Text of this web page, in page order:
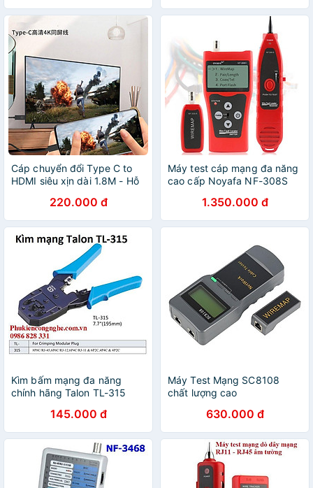
Cáp chuyển đổi Type C to
HDMI siêu xịn dài 1.8M - Hỗ
220.000 đ
Máy test cáp mạng đa năng
cao cấp Noyafa NF-308S
1.350.000 đ
Kìm bấm mạng đa năng
chính hãng Talon TL-315
145.000 đ
Máy Test Mạng SC8108
chất lượng cao
630.000 đ